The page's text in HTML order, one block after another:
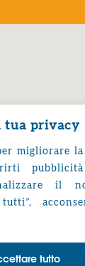
tua privacy
migliorare la
il
tutti”,
tutto